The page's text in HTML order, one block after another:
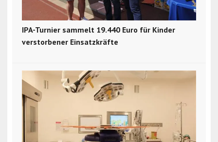
IPA-Turnier sammelt 19.440 Euro für Kinder
verstorbener Einsatzkräfte